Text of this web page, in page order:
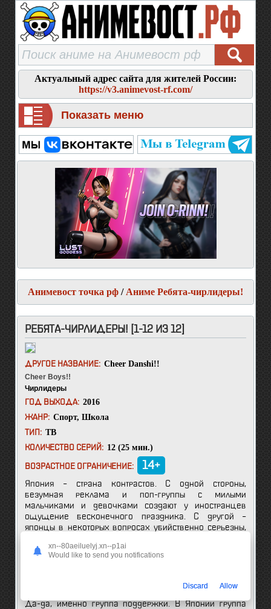
Актуальный адрес сайта для жителей России:
https://v3.animevost-rf.com/
Показать меню
Анимевост точка рф / Аниме Ребята-чирлидеры!
РЕБЯТА-ЧИРЛИДЕРЫ! [1-12 ИЗ 12]
ДРУГОЕ НАЗВАНИЕ: Cheer Danshi!!
Cheer Boys!!
Чирлидеры
ГОД ВЫХОДА: 2016
ЖАНР: Спорт, Школа
ТИП: ТВ
КОЛИЧЕСТВО СЕРИЙ: 12 (25 мин.)
ВОЗРАСТНОЕ ОГРАНИЧЕНИЕ: 14+
Япония – страна контрастов. С одной стороны,
безумная реклама и поп-группы с милыми
мальчиками и девочками создают у иностранцев
ощущение бесконечного праздника. С другой –
японцы в некоторых вопросах убийственно серьезны,
А еще в Японии есть явления, в которых странным
образом сочетаются и убийственная серьезность, и
Да-да, именно группа поддержки. В Японии группа
xn--80aeiluelyj.xn--p1ai
Would like to send you notifications
Discard Allow